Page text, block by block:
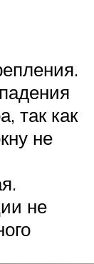
так как
не
не